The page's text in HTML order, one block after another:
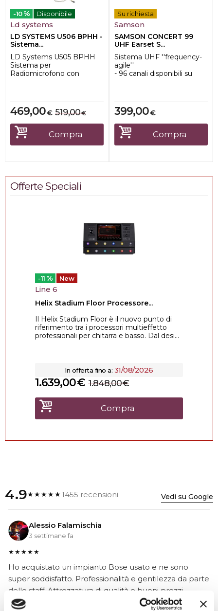
-10 % Disponibile
Ld systems
LD SYSTEMS U506 BPHH -
Sistema...
LD Systems U505 BPHH
Sistema per
Radiomicrofono con
€
469,00 €
519,00
Compra
Su richiesta
Samson
SAMSON CONCERT 99
UHF Earset S...
Sistema UHF ''frequency-
agile''
- 96 canali disponibili su
€
399,00
Compra
Offerte Speciali
-11 % New
Line 6
Helix Stadium Floor Processore...
Il Helix Stadium Floor è il nuovo punto di
riferimento tra i processori multieffetto
professionali per chitarra e basso. Dal desi...
In offerta fino a: 31/08/2026
€
1.639,00 €
1.848,00
Compra
4.9★★★★★1455 recensioni Vedi su Google
Alessio Falamischia
3 settimane fa
★★★★★
Ho acquistato un impianto Bose usato e ne sono
super soddisfatto. Professionalità e gentilezza da parte
dello staff. Attrezzatura di qualità e buoni prezzi.